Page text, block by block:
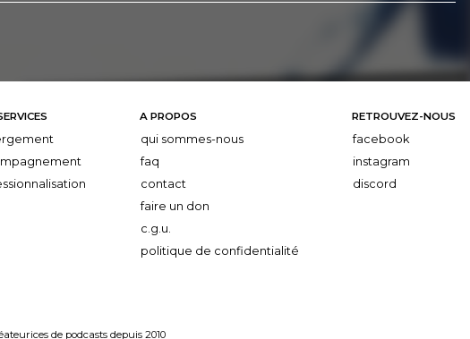
A PROPOS
qui sommes-nous
faq
contact
faire un don
c.g.u.
politique de confidentialité
RETROUVEZ-NOUS
facebook
instagram
discord
de podcasts depuis 2010